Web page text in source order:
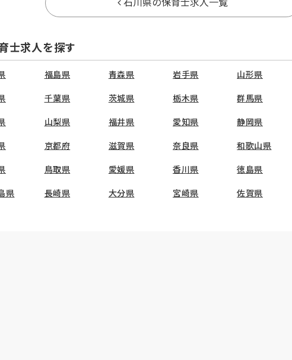
石川県の保育士求人一覧
士求人を探す
福島県 青森県 岩手県 山形県
千葉県 茨城県 栃木県 群馬県
山梨県 福井県 愛知県 静岡県
京都府 滋賀県 奈良県 和歌山県
鳥取県 愛媛県 香川県 徳島県
県 長崎県 大分県 宮崎県 佐賀県